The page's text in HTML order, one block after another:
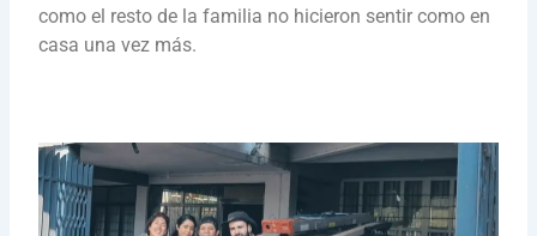
como el resto de la familia no hicieron sentir como en
casa una vez más.